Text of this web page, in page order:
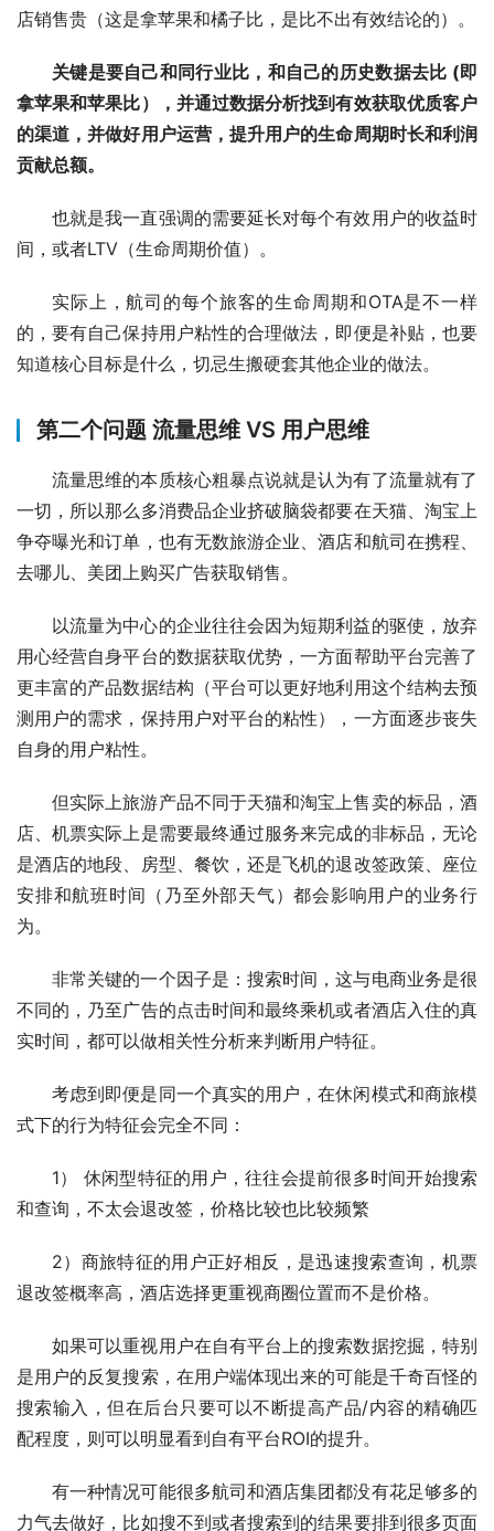
店销售贵（这是拿苹果和橘子比，是比不出有效结论的）。
关键是要自己和同行业比，和自己的历史数据去比 (即
拿苹果和苹果比），并通过数据分析找到有效获取优质客户
的渠道，并做好用户运营，提升用户的生命周期时长和利润
贡献总额。
也就是我一直强调的需要延长对每个有效用户的收益时
间，或者LTV（生命周期价值）。
实际上，航司的每个旅客的生命周期和OTA是不一样
的，要有自己保持用户粘性的合理做法，即便是补贴，也要
知道核心目标是什么，切忌生搬硬套其他企业的做法。
第二个问题 流量思维 VS 用户思维
流量思维的本质核心粗暴点说就是认为有了流量就有了
一切，所以那么多消费品企业挤破脑袋都要在天猫、淘宝上
争夺曝光和订单，也有无数旅游企业、酒店和航司在携程、
去哪儿、美团上购买广告获取销售。
以流量为中心的企业往往会因为短期利益的驱使，放弃
用心经营自身平台的数据获取优势，一方面帮助平台完善了
更丰富的产品数据结构（平台可以更好地利用这个结构去预
测用户的需求，保持用户对平台的粘性），一方面逐步丧失
自身的用户粘性。
但实际上旅游产品不同于天猫和淘宝上售卖的标品，酒
店、机票实际上是需要最终通过服务来完成的非标品，无论
是酒店的地段、房型、餐饮，还是飞机的退改签政策、座位
安排和航班时间（乃至外部天气）都会影响用户的业务行
为。
非常关键的一个因子是：搜索时间，这与电商业务是很
不同的，乃至广告的点击时间和最终乘机或者酒店入住的真
实时间，都可以做相关性分析来判断用户特征。
考虑到即便是同一个真实的用户，在休闲模式和商旅模
式下的行为特征会完全不同：
1） 休闲型特征的用户，往往会提前很多时间开始搜索
和查询，不太会退改签，价格比较也比较频繁
2）商旅特征的用户正好相反，是迅速搜索查询，机票
退改签概率高，酒店选择更重视商圈位置而不是价格。
如果可以重视用户在自有平台上的搜索数据挖掘，特别
是用户的反复搜索，在用户端体现出来的可能是千奇百怪的
搜索输入，但在后台只要可以不断提高产品/内容的精确匹
配程度，则可以明显看到自有平台ROI的提升。
有一种情况可能很多航司和酒店集团都没有花足够多的
力气去做好，比如搜不到或者搜索到的结果要排到很多页面